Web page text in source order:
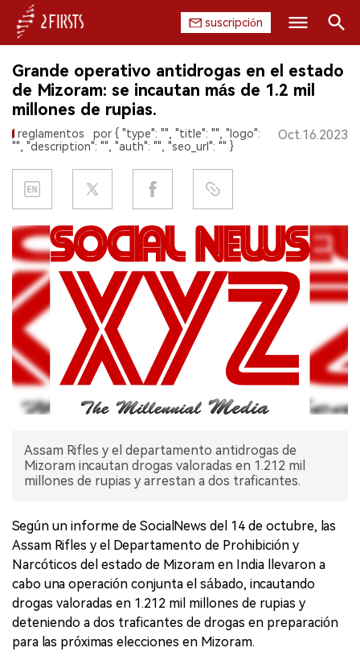
suscripción
INICIO
EMPRESA
REGULACIÓN
CHINA
DATOS
EXPOSICIÓN
ENTREVISTA
Buscar
Grande operativo antidrogas en el estado
de Mizoram: se incautan más de 1.2 mil
millones de rupias.
reglamentos
por { "type": "", "title": "", "logo":
"", "description": "", "auth": "", "seo_url": "" }
Oct.16.2023
Assam Rifles y el departamento antidrogas de
Mizoram incautan drogas valoradas en 1.212 mil
millones de rupias y arrestan a dos traficantes.
Según un informe de SocialNews del 14 de octubre, las
Assam Rifles y el Departamento de Prohibición y
Narcóticos del estado de Mizoram en India llevaron a
cabo una operación conjunta el sábado, incautando
drogas valoradas en 1.212 mil millones de rupias y
deteniendo a dos traficantes de drogas en preparación
para las próximas elecciones en Mizoram.